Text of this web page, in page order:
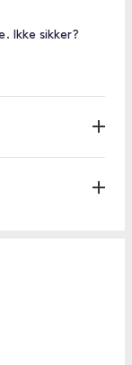
Ikke sikker?